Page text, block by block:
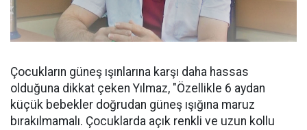
Çocukların güneş ışınlarına karşı daha hassas
olduğuna dikkat çeken Yılmaz, "Özellikle 6 aydan
küçük bebekler doğrudan güneş ışığına maruz
bırakılmamalı. Çocuklarda açık renkli ve uzun kollu